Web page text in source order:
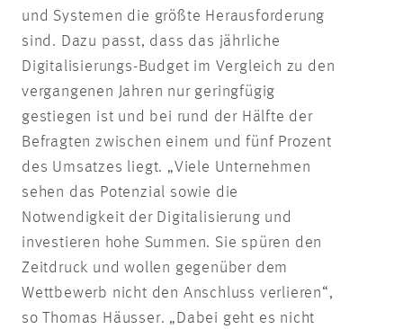
und Systemen die größte Herausforderung
sind. Dazu passt, dass das jährliche
Digitalisierungs-Budget im Vergleich zu den
vergangenen Jahren nur geringfügig
gestiegen ist und bei rund der Hälfte der
Befragten zwischen einem und fünf Prozent
des Umsatzes liegt. „Viele Unternehmen
sehen das Potenzial sowie die
Notwendigkeit der Digitalisierung und
investieren hohe Summen. Sie spüren den
Zeitdruck und wollen gegenüber dem
Wettbewerb nicht den Anschluss verlieren“,
so Thomas Häusser. „Dabei geht es nicht